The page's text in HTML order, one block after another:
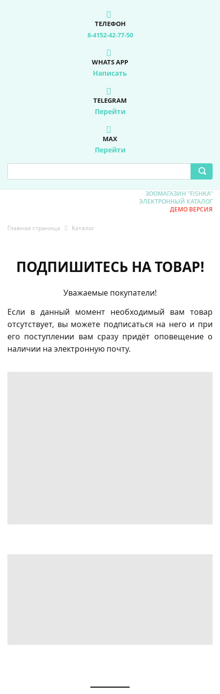
ТЕЛЕФОН
8-4152-42-77-50
WHATS APP
Написать
TELEGRAM
Перейти
MAX
Перейти
ЗООМАГАЗИН "FISHKA"
ЭЛЕКТРОННЫЙ КАТАЛОГ
ДЕМО ВЕРСИЯ
Главная страница Каталог
ПОДПИШИТЕСЬ НА ТОВАР!
Уважаемые покупатели!
Если в данный момент необходимый вам товар
отсутствует, вы можете подписаться на него и при
его поступлении вам сразу придёт оповещение о
наличии на электронную почту.